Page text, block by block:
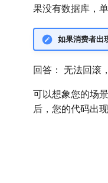
果没有数据库，
如果消费者出
回答： 无法回滚
可以想象您的场
后，您的代码出